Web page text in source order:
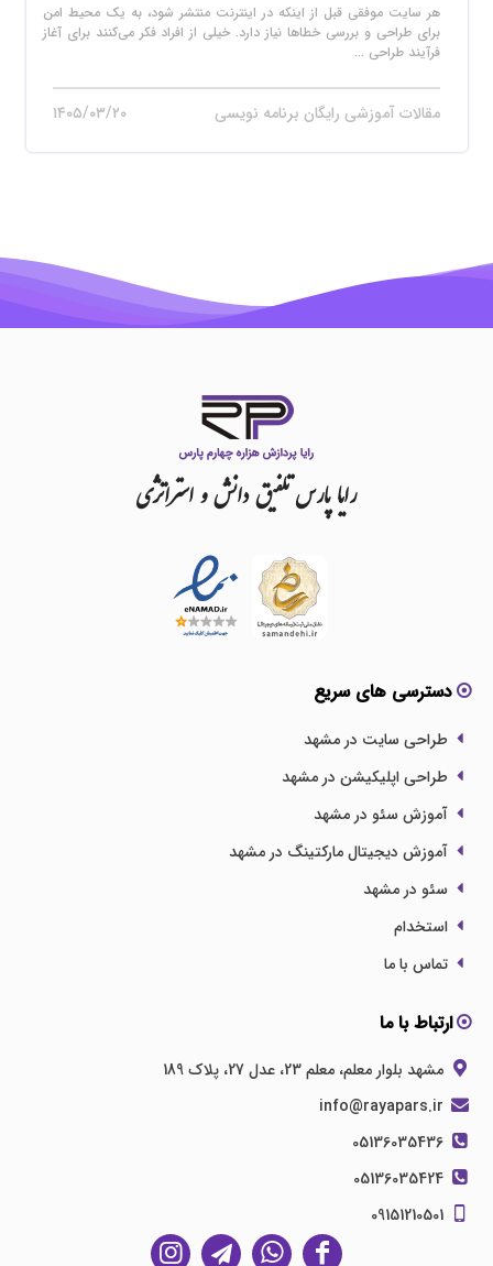
هر سایت موفقی قبل از اینکه در اینترنت منتشر شود، به یک محیط امن
برای طراحی و بررسی خطاها نیاز دارد. خیلی از افراد فکر می‌کنند برای آغاز
فرآیند طراحی ...
مقالات آموزشی رایگان برنامه نویسی ۱۴۰۵/۰۳/۲۰
رایاپارستلفیقدانشواستراتژی
دسترسی های سریع
طراحی سایت در مشهد
طراحی اپلیکیشن در مشهد
آموزش سئو در مشهد
آموزش دیجیتال مارکتینگ در مشهد
سئو در مشهد
استخدام
تماس با ما
ارتباط با ما
مشهد بلوار معلم، معلم 23، عدل 27، پلاک 189
05136035436
05136035424
09151210501